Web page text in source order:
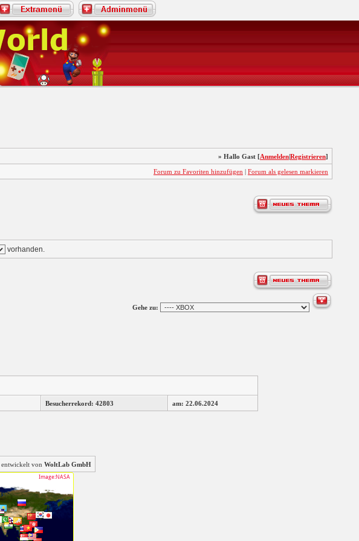
» Hallo Gast [Anmelden|Registrieren]
Forum zu Favoriten hinzufügen | Forum als gelesen markieren
vorhanden.
Gehe zu:
Besucherrekord: 42803 am: 22.06.2024
, entwickelt von WoltLab GmbH